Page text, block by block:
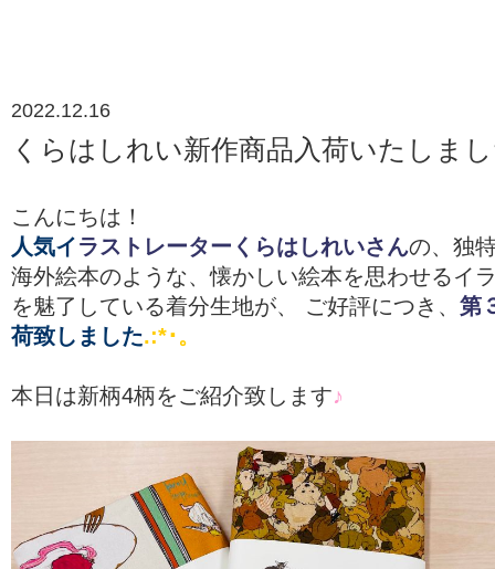
2022.12.16
くらはしれい新作商品入荷いたしま
こんにちは！
人気イラストレーターくらはしれいさんの、独
海外絵本のような、懐かしい絵本を思わせるイ
を魅了している着分生地が、 ご好評につき、 第
荷致しました.:*･。
本日は新柄4柄をご紹介致します♪